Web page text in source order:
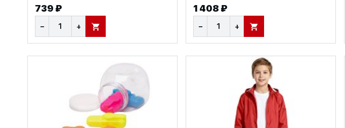
739 ₽
− + В КОРЗИНУ
1 408 ₽
− + В КОРЗИНУ